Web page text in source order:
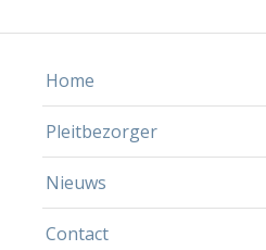
Home
Pleitbezorger
Nieuws
Contact